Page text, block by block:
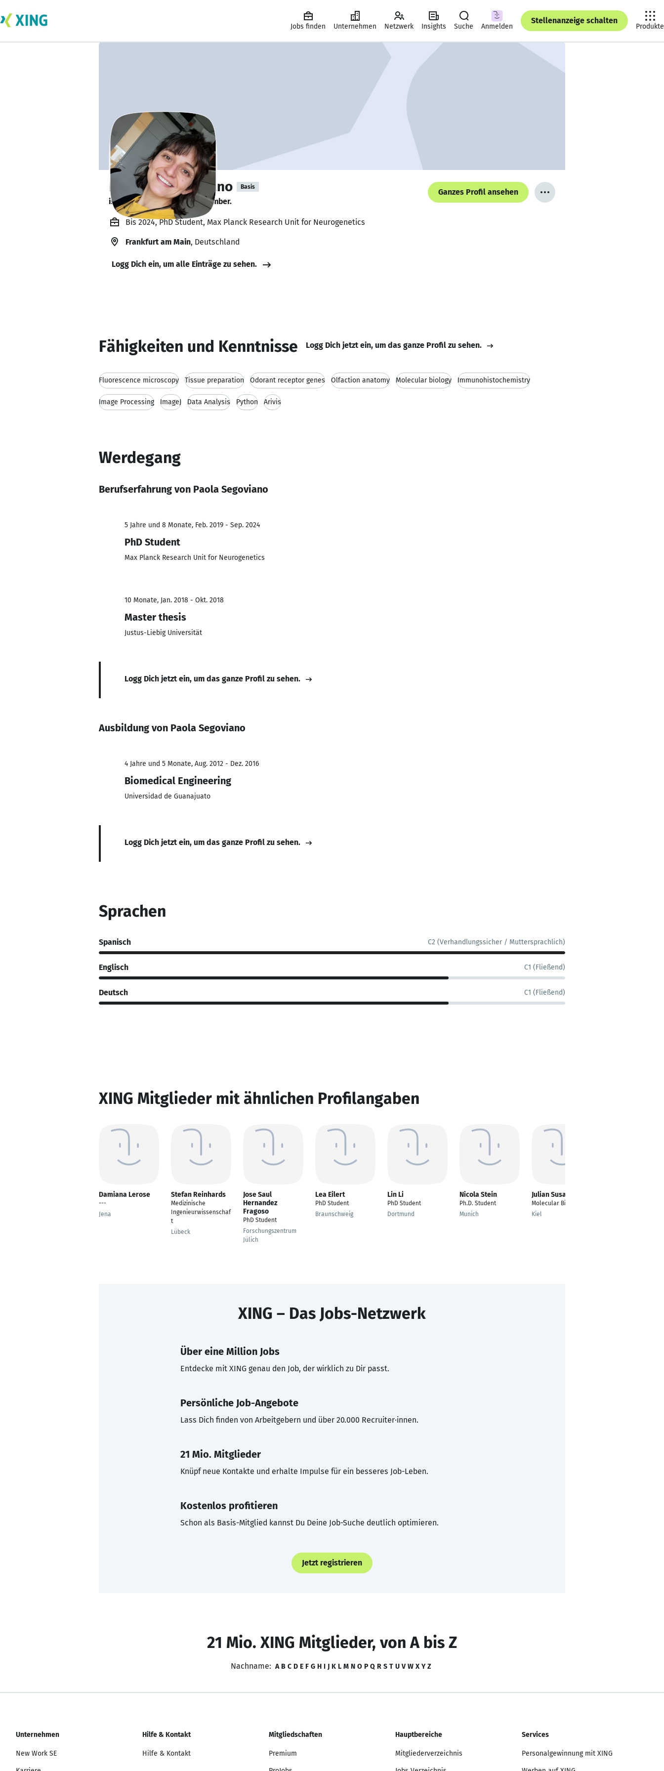
Jobs finden Unternehmen Netzwerk Insights Suche Anmelden
Stellenanzeige schalten
Produkte
Dr. Paola Segoviano Basis
is looking for a new team member.
Ganzes Profil ansehen
Bis 2024, PhD Student, Max Planck Research Unit for Neurogenetics
Frankfurt am Main, Deutschland
Logg Dich ein, um alle Einträge zu sehen.
Fähigkeiten und Kenntnisse Logg Dich jetzt ein, um das ganze Profil zu sehen.
Fluorescence microscopy Tissue preparation Odorant receptor genes Olfaction anatomy Molecular biology Immunohistochemistry
Image Processing ImageJ Data Analysis Python Arivis
Werdegang
Berufserfahrung von Paola Segoviano
5 Jahre und 8 Monate, Feb. 2019 - Sep. 2024
PhD Student
Max Planck Research Unit for Neurogenetics
10 Monate, Jan. 2018 - Okt. 2018
Master thesis
Justus-Liebig Universität
Logg Dich jetzt ein, um das ganze Profil zu sehen.
Ausbildung von Paola Segoviano
4 Jahre und 5 Monate, Aug. 2012 - Dez. 2016
Biomedical Engineering
Universidad de Guanajuato
Logg Dich jetzt ein, um das ganze Profil zu sehen.
Sprachen
Spanisch C2 (Verhandlungssicher / Muttersprachlich)
Englisch C1 (Fließend)
Deutsch C1 (Fließend)
XING Mitglieder mit ähnlichen Profilangaben
Damiana Lerose
---
Jena
Stefan Reinhards
Medizinische
Ingenieurwissenschaf
t
Lübeck
Jose Saul
Hernandez
Fragoso
PhD Student
Forschungszentrum
Jülich
Lea Eilert
PhD Student
Braunschweig
Lin Li
PhD Student
Dortmund
Nicola Stein
Ph.D. Student
Munich
Julian Susat
Molecular Biology
Kiel
XING – Das Jobs-Netzwerk
Über eine Million Jobs
Entdecke mit XING genau den Job, der wirklich zu Dir passt.
Persönliche Job-Angebote
Lass Dich finden von Arbeitgebern und über 20.000 Recruiter·innen.
21 Mio. Mitglieder
Knüpf neue Kontakte und erhalte Impulse für ein besseres Job-Leben.
Kostenlos profitieren
Schon als Basis-Mitglied kannst Du Deine Job-Suche deutlich optimieren.
Jetzt registrieren
21 Mio. XING Mitglieder, von A bis Z
Nachname: A B C D E F G H I J K L M N O P Q R S T U V W X Y Z
Unternehmen
New Work SE
Hilfe & Kontakt
Hilfe & Kontakt
Mitgliedschaften
Premium
Hauptbereiche
Mitgliederverzeichnis
Services
Personalgewinnung mit XING